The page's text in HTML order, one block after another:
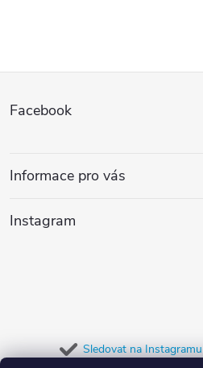
d
c
í
k
p
a
Facebook
Informace pro vás
Instagram
Sledovat na Instagramu